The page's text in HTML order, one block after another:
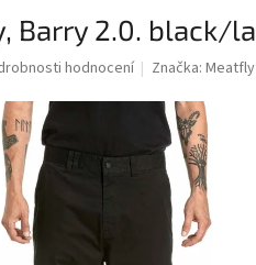
Barry 2.0. black/
hodnocení Značka:Meatfly